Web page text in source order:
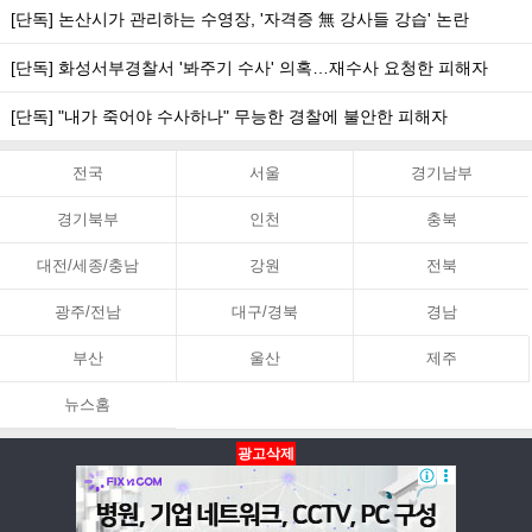
[단독] 논산시가 관리하는 수영장, '자격증 無 강사들 강습' 논란
[단독] 화성서부경찰서 '봐주기 수사' 의혹…재수사 요청한 피해자
[단독] "내가 죽어야 수사하나" 무능한 경찰에 불안한 피해자
전국 서울 경기남부
경기북부 인천 충북
대전/세종/충남 강원 전북
광주/전남 대구/경북 경남
부산 울산 제주
뉴스홈
뉴스홈 PC화면 맨위로
광고삭제